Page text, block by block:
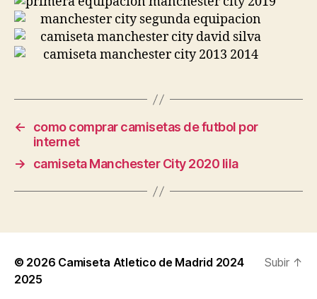
←
como comprar camisetas de futbol por
internet
→
camiseta Manchester City 2020 lila
© 2026 Camiseta Atletico de Madrid 2024
2025
Subir ↑